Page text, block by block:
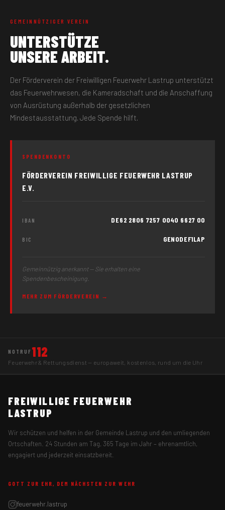
GEMEINNÜTZIGER VEREIN
UNTERSTÜTZE
UNSERE ARBEIT.
Der Förderverein der Freiwilligen Feuerwehr Lastrup unterstützt
das Feuerwehrwesen, die Kameradschaft und die Anschaffung
von Ausrüstung außerhalb der gesetzlichen
Mindestausstattung. Jede Spende hilft.
SPENDENKONTO
FÖRDERVEREIN FREIWILLIGE FEUERWEHR LASTRUP
E.V.
IBAN DE62 2806 7257 0040 6627 00
BIC GENODEF1LAP
Gemeinnützig anerkannt — Sie erhalten eine
Spendenbescheinigung.
MEHR ZUM FÖRDERVEREIN →
NOTRUF 112
Feuerwehr & Rettungsdienst — europaweit, kostenlos, rund um die Uhr
FREIWILLIGE FEUERWEHR
LASTRUP
Wir schützen und helfen in der Gemeinde Lastrup und den umliegenden
Ortschaften. 24 Stunden am Tag, 365 Tage im Jahr – ehrenamtlich,
engagiert und jederzeit einsatzbereit.
GOTT ZUR EHR, DEM NÄCHSTEN ZUR WEHR
feuerwehr.lastrup